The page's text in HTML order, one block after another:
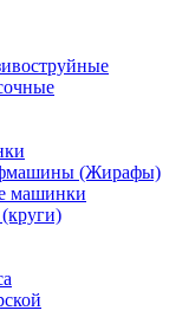
(Жирафы)
машинки